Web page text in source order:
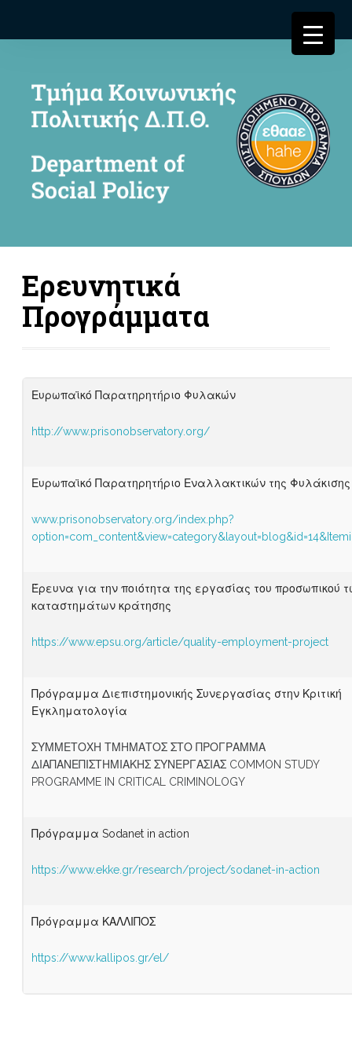
Ερευνητικά
Προγράμματα
Ευρωπαϊκό Παρατηρητήριο Φυλακών
http://www.prisonobservatory.org/
Ευρωπαϊκό Παρατηρητήριο Εναλλακτικών της Φυλάκισης
www.prisonobservatory.org/index.php?
Έρευνα για την ποιότητα της εργασίας του προσωπικού
καταστημάτων κράτησης
https://www.epsu.org/article/quality-employment-project
Πρόγραμμα Διεπιστημονικής Συνεργασίας στην Κριτική
Εγκληματολογία
ΣΥΜΜΕΤΟΧΗ ΤΜΗΜΑΤΟΣ ΣΤΟ ΠΡΟΓΡΑΜΜΑ
ΔΙΑΠΑΝΕΠΙΣΤΗΜΙΑΚΗΣ ΣΥΝΕΡΓΑΣΙΑΣ COMMON STUDY
PROGRAMME IN CRITICAL CRIMINOLOGY
Πρόγραμμα Sodanet in action
https://www.ekke.gr/research/project/sodanet-in-action
Πρόγραμμα ΚΑΛΛΙΠΟΣ
https://www.kallipos.gr/el/